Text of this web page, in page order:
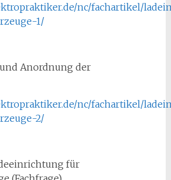
nc/fachartikel/
1/
Anordnung der
nc/fachartikel/
2/
für